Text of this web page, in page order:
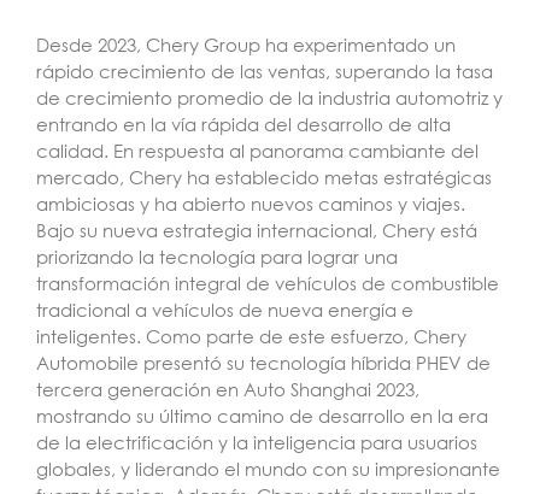
Desde 2023, Chery Group ha experimentado un
rápido crecimiento de las ventas, superando la tasa
de crecimiento promedio de la industria automotriz y
entrando en la vía rápida del desarrollo de alta
calidad. En respuesta al panorama cambiante del
mercado, Chery ha establecido metas estratégicas
ambiciosas y ha abierto nuevos caminos y viajes.
Bajo su nueva estrategia internacional, Chery está
priorizando la tecnología para lograr una
transformación integral de vehículos de combustible
tradicional a vehículos de nueva energía e
inteligentes. Como parte de este esfuerzo, Chery
Automobile presentó su tecnología híbrida PHEV de
tercera generación en Auto Shanghai 2023,
mostrando su último camino de desarrollo en la era
de la electrificación y la inteligencia para usuarios
globales, y liderando el mundo con su impresionante